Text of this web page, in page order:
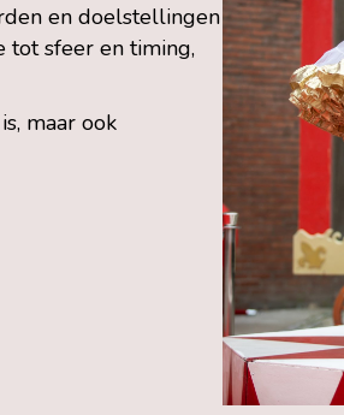
en doelstellingen
tot sfeer en timing,
maar ook